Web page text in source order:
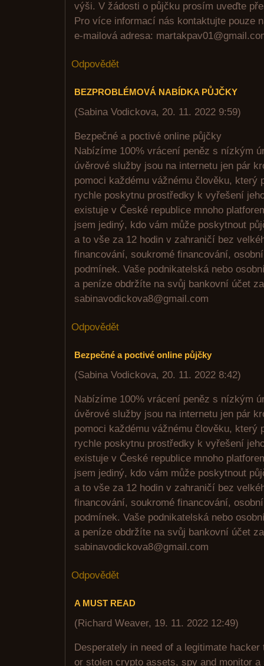
výši. V žádosti o půjčku prosím uveďte
Pro více informací nás kontaktujte pouze
e-mailová adresa:
Odpovědět
BEZPROBLÉMOVÁ NABÍDKA PŮJČKY
(Sabina Vodickova, 20. 11. 2022 9:59)
Bezpečné a poctivé online půjčky
Nabízíme 100% vrácení peněz s nízkým
úvěrové služby jsou na internetu jen pár
pomoci každému vážnému člověku, který
rychle poskytnu prostředky k vyřešení
existuje v České republice mnoho
jsem jediný, kdo vám může poskytnout
a to vše za 12 hodin v zahraničí bez
financování, soukromé financování,
podmínek. Vaše podnikatelská nebo
a peníze obdržíte na svůj bankovní účet
sabinavodickova8@gmail.com
Odpovědět
Bezpečné a poctivé online půjčky
(Sabina Vodickova, 20. 11. 2022 8:42)
Nabízíme 100% vrácení peněz s nízkým
úvěrové služby jsou na internetu jen pár
pomoci každému vážnému člověku, který
rychle poskytnu prostředky k vyřešení
existuje v České republice mnoho
jsem jediný, kdo vám může poskytnout
a to vše za 12 hodin v zahraničí bez
financování, soukromé financování,
podmínek. Vaše podnikatelská nebo
a peníze obdržíte na svůj bankovní účet
sabinavodickova8@gmail.com
Odpovědět
A MUST READ
(Richard Weaver, 19. 11. 2022 12:49)
Desperately in need of a legitimate
or stolen crypto assets, spy and monitor